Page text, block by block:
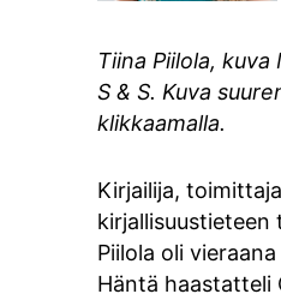
Tiina Piilola,
S & S. Kuva
klikkaamalla.
Kirjailija,
kirjallisuustieteen
Piilola oli vieraana
Häntä haastatteli